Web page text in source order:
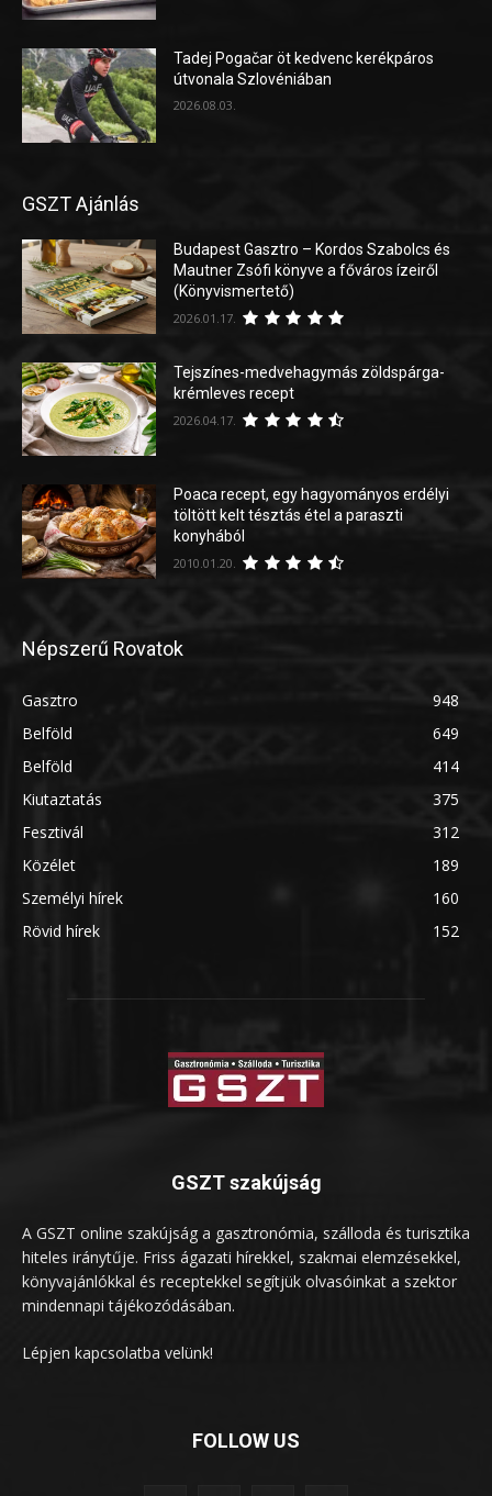
Tadej Pogačar öt kedvenc kerékpáros
útvonala Szlovéniában
2026.08.03.
GSZT Ajánlás
Budapest Gasztro – Kordos Szabolcs és
Mautner Zsófi könyve a főváros ízeiről
(Könyvismertető)
2026.01.17.
Tejszínes-medvehagymás zöldspárga-
krémleves recept
2026.04.17.
Poaca recept, egy hagyományos erdélyi
töltött kelt tésztás étel a paraszti
konyhából
2010.01.20.
Népszerű Rovatok
Gasztro
948
Belföld
649
Belföld
414
Kiutaztatás
375
Fesztivál
312
Közélet
189
Személyi hírek
160
Rövid hírek
152
GSZT szakújság
A GSZT online szakújság a gasztronómia, szálloda és turisztika
hiteles iránytűje. Friss ágazati hírekkel, szakmai elemzésekkel,
könyvajánlókkal és receptekkel segítjük olvasóinkat a szektor
mindennapi tájékozódásában.
Lépjen kapcsolatba velünk!
FOLLOW US